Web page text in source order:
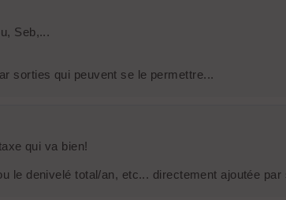
Seb,...
sorties qui peuvent se le permettre...
qui va bien!
le denivelé total/an, etc... directement ajoutée